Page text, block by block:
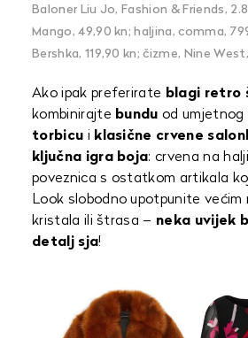
Baloner Liu Jo, Fashion & Friends,
Mango, 49,90 kn; haljina, comma,
Bershka, 119,90 kn; čizme, Nine West,
Ako ipak preferirate blagi retro
kombinirajte bundu od umjetnog
torbicu i klasične crvene
ključna igra boja: crvena na
poveznica s ostatkom artikala
Look slobodno upotpunite većim
kristala ili štrasa – neka uvijek
detalj sja!